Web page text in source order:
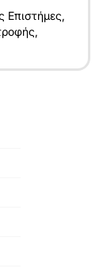
Επιστήμες,
,